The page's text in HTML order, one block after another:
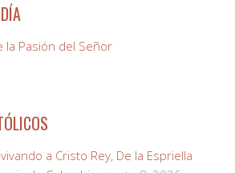
la Pasión del Señor
a Cristo Rey, De la Espriella